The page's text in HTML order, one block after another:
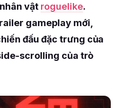
vật roguelike.
gameplay mới,
đấu đặc trưng của
scrolling của trò